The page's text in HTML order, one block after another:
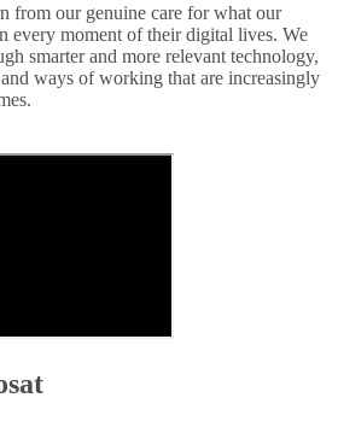
from our genuine care for what our
every moment of their digital lives. We
smarter and more relevant technology,
ways of working that are increasingly